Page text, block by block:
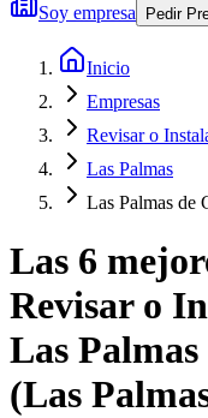
Soy empresa Pedir
Inicio
Empresas
Revisar o
Las Palmas
Las Palmas de
Las 6
Revisar o
Las
(Las